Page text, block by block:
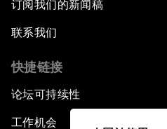
订阅我们的新闻稿
联系我们
快捷链接
论坛可持续性
工作机会